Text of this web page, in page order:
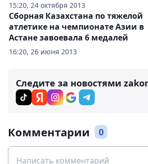
15:20, 24 октября 2013
16:20, 26 июня 2013
Сборная Казахстана по тяжелой
атлетике на чемпионате Азии в
Астане завоевала 6 медалей
Следите за новостями
Комментарии 0